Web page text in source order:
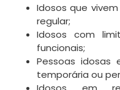
Idosos que
regular;
Idosos com
funcionais;
Pessoas idosas
temporária ou